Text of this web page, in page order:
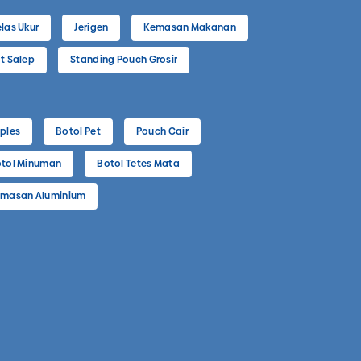
Ukur Jerigen Kemasan Makanan
Salep Standing Pouch Grosir
Botol Pet Pouch Cair
Minuman Botol Tetes Mata
Aluminium